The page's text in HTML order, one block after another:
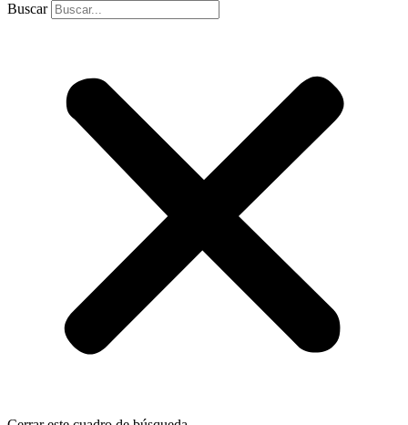
Buscar